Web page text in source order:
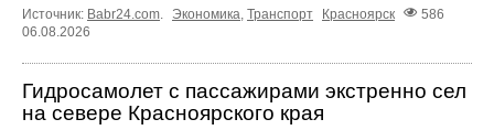
Источник: Babr24.com Экономика Транспорт Красноярск
586
06.08.2026
Гидросамолет с пассажирами экстренно сел
на севере Красноярского края